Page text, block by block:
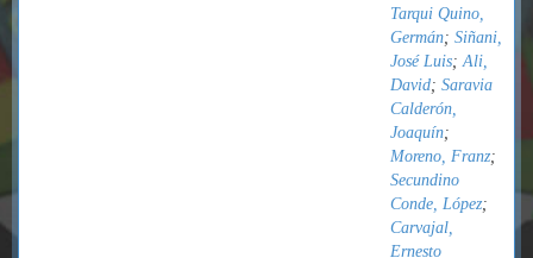
Tarqui Quino,
Germán; Siñani,
José Luis;Ali,
David; Saravia
Calderón,
Joaquín;
Moreno, Franz;
Secundino
Conde, López;
Carvajal,
Ernesto